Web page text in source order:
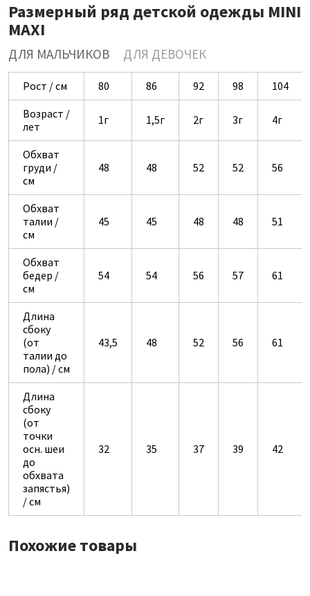
Размерный ряд детской одежды MINI
MAXI
ДЛЯ МАЛЬЧИКОВ ДЛЯ ДЕВОЧЕК
Рост / см 80 86 92 98
104
Возраст /
лет
1г 1,5г 2г 3г 4г
Обхват
груди /
см
48 48 52 52 56
Обхват
талии /
см
45 45 48 48 51
Обхват
бедер /
см
54 54 56 57 61
Длина
сбоку
(от
талии до
пола) / см
43,5 48 52 56 61
Длина
сбоку
(от
точки
осн. шеи
до
обхвата
запястья)
/ см
32 35 37 39 42
Похожие товары